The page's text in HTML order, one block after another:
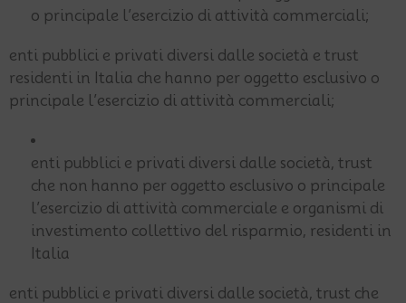
o principale l’esercizio di attività commerciali;
enti pubblici e privati diversi dalle società e trust
residenti in Italia che hanno per oggetto esclusivo o
principale l’esercizio di attività commerciali;
enti pubblici e privati diversi dalle società, trust
che non hanno per oggetto esclusivo o principale
l’esercizio di attività commerciale e organismi di
investimento collettivo del risparmio, residenti in
Italia
enti pubblici e privati diversi dalle società, trust che